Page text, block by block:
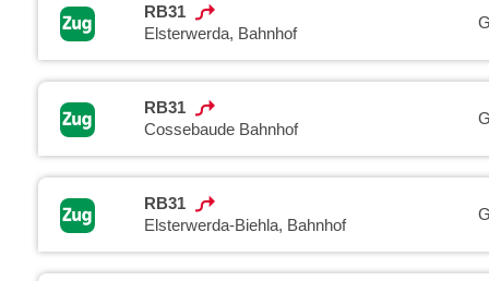
RB31
Elsterwerda, Bahnhof
RB31
Cossebaude Bahnhof
RB31
Elsterwerda-Biehla, Bahnhof